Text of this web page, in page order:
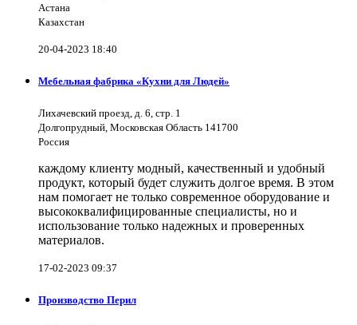
Астана
Казахстан
20-04-2023 18:40
Мебельная фабрика «Кухни для Людей»
Лихачевский проезд, д. 6, стр. 1
Долгопрудный, Московская Область 141700
Россия
каждому клиенту модный, качественный и удобный
продукт, который будет служить долгое время. В этом
нам помогает не только современное оборудование и
высококвалифицированные специалисты, но и
использование только надежных и проверенных
материалов.
17-02-2023 09:37
Производство Перил